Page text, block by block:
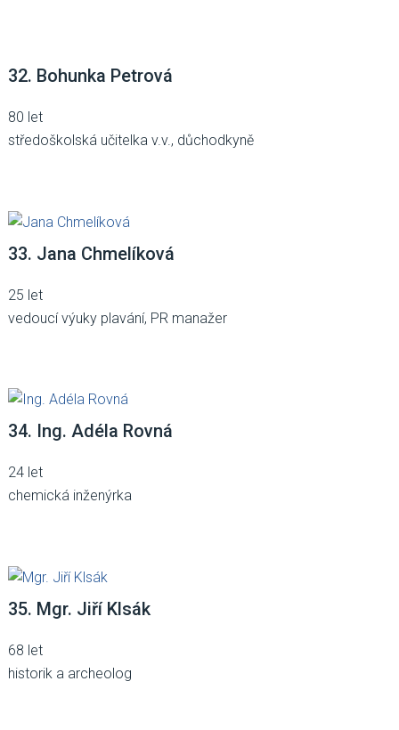
32. Bohunka Petrová
80 let
středoškolská učitelka v.v., důchodkyně
33. Jana Chmelíková
25 let
vedoucí výuky plavání, PR manažer
34. Ing. Adéla Rovná
24 let
chemická inženýrka
35. Mgr. Jiří Klsák
68 let
historik a archeolog